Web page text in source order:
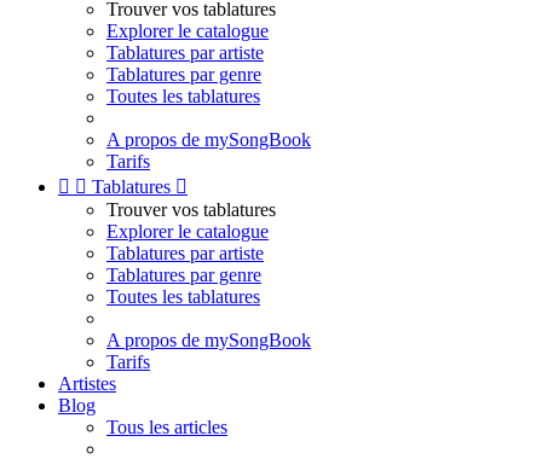
Trouver vos tablatures
Explorer le catalogue
Tablatures par artiste
Tablatures par genre
Toutes les tablatures
A propos de mySongBook
Tarifs
  Tablatures 
Trouver vos tablatures
Explorer le catalogue
Tablatures par artiste
Tablatures par genre
Toutes les tablatures
A propos de mySongBook
Tarifs
Artistes
Blog
Tous les articles